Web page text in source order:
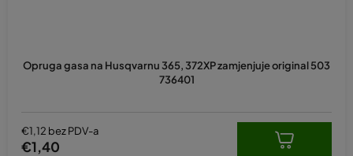
Opruga gasa na Husqvarnu 365, 372XP zamjenjuje original 503
736401
€1,12 bez PDV-a
€1,40